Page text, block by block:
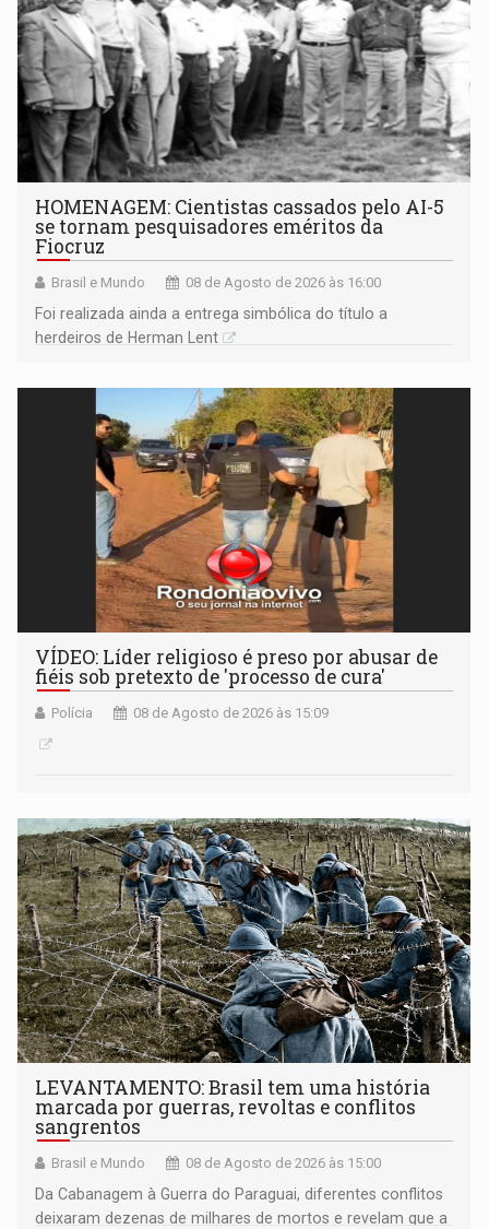
HOMENAGEM: Cientistas cassados pelo AI-5
se tornam pesquisadores eméritos da
Fiocruz
Brasil e Mundo 08 de Agosto de 2026 às 16:00
Foi realizada ainda a entrega simbólica do título a
herdeiros de Herman Lent
VÍDEO: Líder religioso é preso por abusar de
fiéis sob pretexto de 'processo de cura'
Polícia 08 de Agosto de 2026 às 15:09
LEVANTAMENTO: Brasil tem uma história
marcada por guerras, revoltas e conflitos
sangrentos
Brasil e Mundo 08 de Agosto de 2026 às 15:00
Da Cabanagem à Guerra do Paraguai, diferentes conflitos
deixaram dezenas de milhares de mortos e revelam que a